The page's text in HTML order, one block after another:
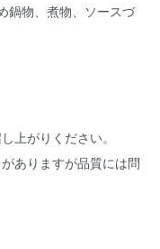
鍋物、煮物、ソースづ
上がりください。
ありますが品質には問